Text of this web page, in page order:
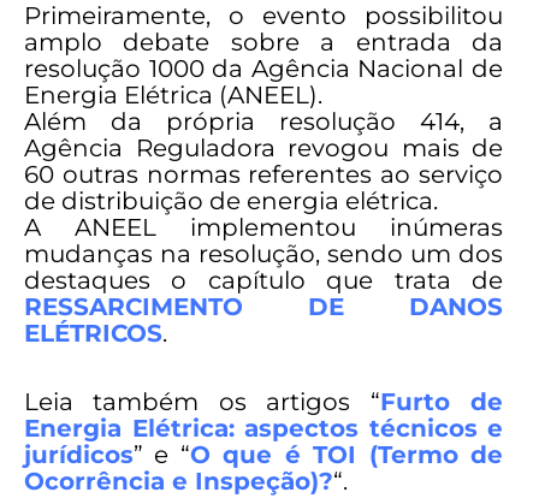
Primeiramente, o evento possibilitou
amplo debate sobre a entrada da
resolução 1000 da Agência Nacional de
Energia Elétrica (ANEEL).
Além da própria resolução 414, a
Agência Reguladora revogou mais de
60 outras normas referentes ao serviço
de distribuição de energia elétrica.
A ANEEL implementou inúmeras
mudanças na resolução, sendo um dos
destaques o capítulo que trata de
RESSARCIMENTO DE DANOS
ELÉTRICOS.
Leia também os artigos “Furto de
Energia Elétrica: aspectos técnicos e
jurídicos” e “O que é TOI (Termo de
Ocorrência e Inspeção)?“.